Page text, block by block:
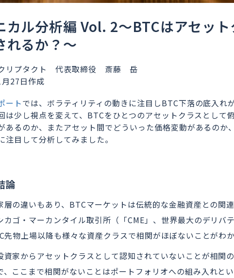
カル分析編 Vol. 2～BTCはアセット
れるか？～
リプタクト 代表取締役 斎藤 岳
27日作成
ートでは、ボラティリティの動きに注目しBTC下落の底入れ
は少し視点を変えて、BTCをひとつのアセットクラスとして
あるのか、またアセット間でどういった価格変動があるのか
注目して分析してみました。
論
層の違いもあり、BTCマーケットは伝統的な金融資産との関
カゴ・マーカンタイル取引所（「CME」、世界最大のデリバ
先物上場以降も様々な資産クラスで相関がほぼないことがわか
資家からアセットクラスとして認知されていないことが相関
、ここまで相関がないことはポートフォリオへの組み入れと